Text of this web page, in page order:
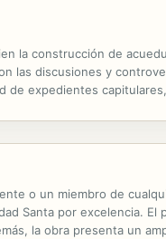
la construcción de
las discusiones y
de expedientes
o un miembro de
Santa por excelencia.
la obra presenta un